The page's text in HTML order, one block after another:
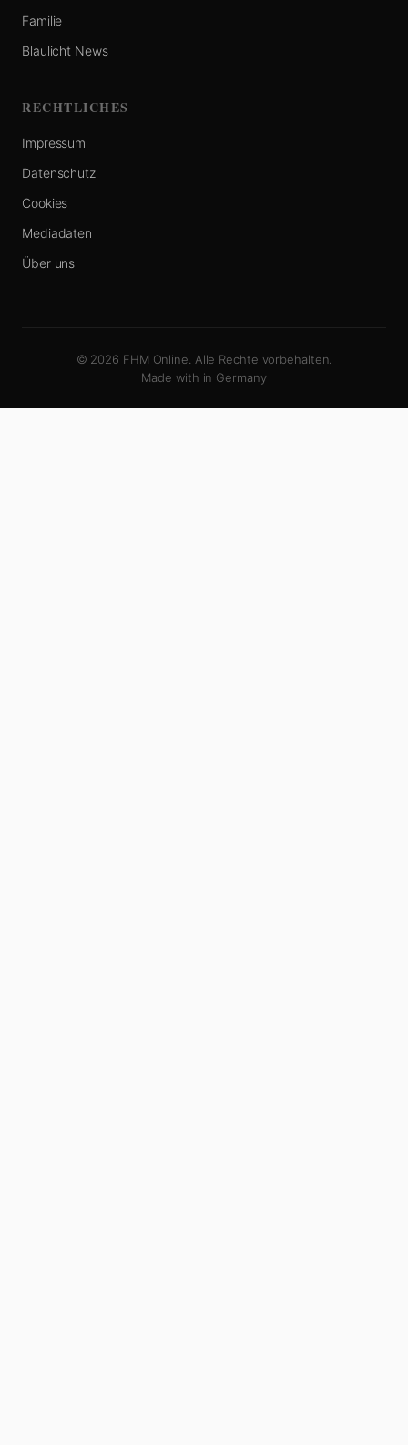
Familie
Blaulicht News
RECHTLICHES
Impressum
Datenschutz
Cookies
Mediadaten
Über uns
© 2026 FHM Online. Alle Rechte vorbehalten.
Made with in Germany